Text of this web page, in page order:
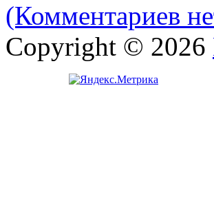
(Комментариев
Copyright © 2026